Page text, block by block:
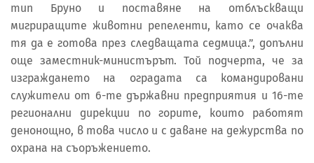
тип Бруно и поставяне на отблъскващи
мигриращите животни репеленти, като се очаква
тя да е готова през следващата седмица.”, допълни
още заместник-министърът. Той подчерта, че за
изграждането на оградата са командировани
служители от 6-те държавни предприятия и 16-те
регионални дирекции по горите, които работят
денонощно, в това число и с даване на дежурства по
охрана на съоръжението.